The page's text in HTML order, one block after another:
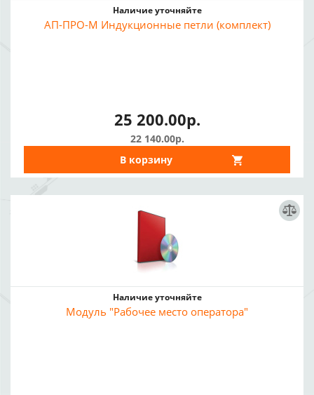
Наличие уточняйте
АП-ПРО-М Индукционные петли (комплект)
25 200.00р.
22 140.00р.
В корзину
Наличие уточняйте
Модуль "Рабочее место оператора"